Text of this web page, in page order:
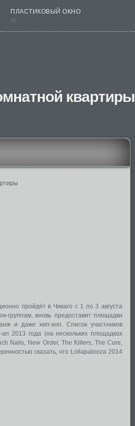
ПЛАСТИКОВЫЙ ОКНО
nt
квартиры
пройдёт в Чикаго с 1 по 3 августа
группам, вновь предоставит площадки
и даже хип-хоп. Список участников
2013 года (на нескольких площадках
Nails, New Order, The Killers, The Cure,
сказать, что Lollapalooza 2014